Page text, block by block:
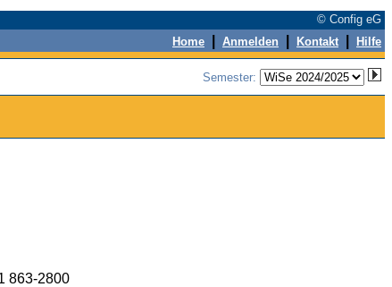
© Config eG
Home Anmelden Kontakt Hilfe
Semester:
863-2800